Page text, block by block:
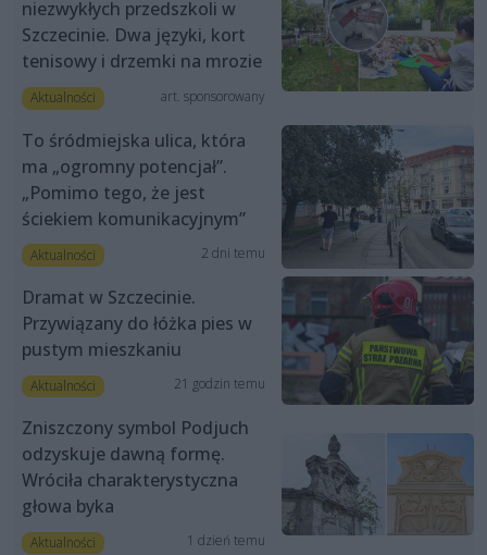
niezwykłych przedszkoli w
Szczecinie. Dwa języki, kort
tenisowy i drzemki na mrozie
Aktualności art. sponsorowany
To śródmiejska ulica, która
ma „ogromny potencjał”.
„Pomimo tego, że jest
ściekiem komunikacyjnym”
Aktualności 2 dni temu
Dramat w Szczecinie.
Przywiązany do łóżka pies w
pustym mieszkaniu
Aktualności 21 godzin temu
Zniszczony symbol Podjuch
odzyskuje dawną formę.
Wróciła charakterystyczna
głowa byka
Aktualności 1 dzień temu